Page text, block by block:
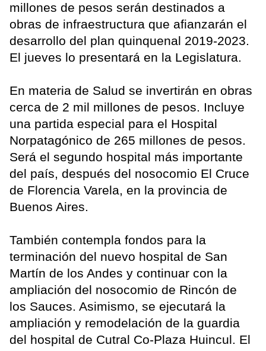
millones de pesos serán destinados a
obras de infraestructura que afianzarán el
desarrollo del plan quinquenal 2019-2023.
El jueves lo presentará en la Legislatura.
En materia de Salud se invertirán en obras
cerca de 2 mil millones de pesos. Incluye
una partida especial para el Hospital
Norpatagónico de 265 millones de pesos.
Será el segundo hospital más importante
del país, después del nosocomio El Cruce
de Florencia Varela, en la provincia de
Buenos Aires.
También contempla fondos para la
terminación del nuevo hospital de San
Martín de los Andes y continuar con la
ampliación del nosocomio de Rincón de
los Sauces. Asimismo, se ejecutará la
ampliación y remodelación de la guardia
del hospital de Cutral Co-Plaza Huincul. El